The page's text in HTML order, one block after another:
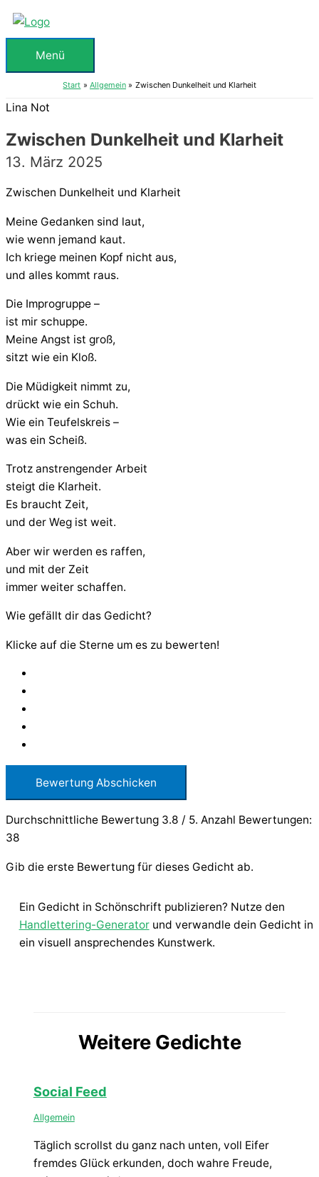
Zum
Inhalt
springenMenü
Menü
Start Allgemein Zwischen Dunkelheit und Klarheit
Lina Not
Zwischen Dunkelheit und Klarheit
13. März 2025
Zwischen Dunkelheit und Klarheit
Meine Gedanken sind laut,
wie wenn jemand kaut.
Ich kriege meinen Kopf nicht aus,
und alles kommt raus.
Die Improgruppe –
ist mir schuppe.
Meine Angst ist groß,
sitzt wie ein Kloß.
Die Müdigkeit nimmt zu,
drückt wie ein Schuh.
Wie ein Teufelskreis –
was ein Scheiß.
Trotz anstrengender Arbeit
steigt die Klarheit.
Es braucht Zeit,
und der Weg ist weit.
Aber wir werden es raffen,
und mit der Zeit
immer weiter schaffen.
Wie gefällt dir das Gedicht?
Klicke auf die Sterne um es zu bewerten!
Bewertung Abschicken
Durchschnittliche Bewertung 3.8 / 5. Anzahl Bewertungen:
38
Gib die erste Bewertung für dieses Gedicht ab.
Ein Gedicht in Schönschrift publizieren? Nutze den
Handlettering-Generatorund verwandle dein Gedicht in
ein visuell ansprechendes Kunstwerk.
Weitere Gedichte
Social Feed
Allgemein
Täglich scrollst du ganz nach unten, voll Eifer
fremdes Glück erkunden, doch wahre Freude,